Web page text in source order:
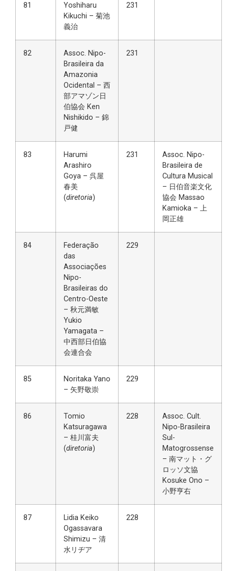
81
Yoshiharu
Kikuchi – 菊池
義治
231
82
Assoc. Nipo-
Brasileira da
Amazonia
Ocidental – 西
部アマゾン日
伯協会 Ken
Nishikido – 錦
戸健
231
83
Harumi
Arashiro
Goya – 呉屋
春美
(diretoria)
231
Assoc. Nipo-
Brasileira de
Cultura Musical
– 日伯音楽文化
協会 Massao
Kamioka – 上
岡正雄
84
Federação
das
Associações
Nipo-
Brasileiras do
Centro-Oeste
– 秋元満敏
Yukio
Yamagata –
中西部日伯協
会連合会
229
85
Noritaka Yano
– 矢野敬崇
229
86
Tomio
Katsuragawa
– 桂川富夫
(diretoria)
228
Assoc. Cult.
Nipo-Brasileira
Sul-
Matogrossense
– 南マット・グ
ロッソ文協
Kosuke Ono –
小野亨右
87
Lidia Keiko
Ogassavara
Shimizu – 清
水リヂア
228